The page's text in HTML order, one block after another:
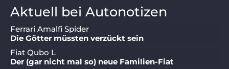
Aktuell bei Autonotizen
Ferrari Amalfi Spider
Die Götter müssten verzückt sein
Fiat Qubo L
Der (gar nicht mal so) neue Familien-Fiat